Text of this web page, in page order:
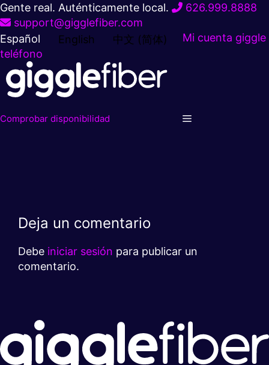
Ir
al
contenido
Gente real. Auténticamente local.
626.999.8888
support@gigglefiber.com
Español
English 中文 (简体) Mi cuenta giggle
teléfono
Comprobar disponibilidad
Deja un comentario
Debe iniciar sesión para publicar un
comentario.